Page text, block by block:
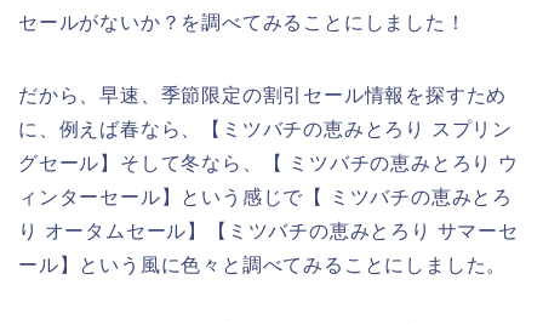
セールがないか？を調べてみることにしました！
だから、早速、季節限定の割引セール情報を探すため
に、例えば春なら、【ミツバチの恵みとろり スプリン
グセール】そして冬なら、【 ミツバチの恵みとろり ウ
ィンターセール】という感じで【 ミツバチの恵みとろ
り オータムセール】【ミツバチの恵みとろり サマーセ
ール】という風に色々と調べてみることにしました。